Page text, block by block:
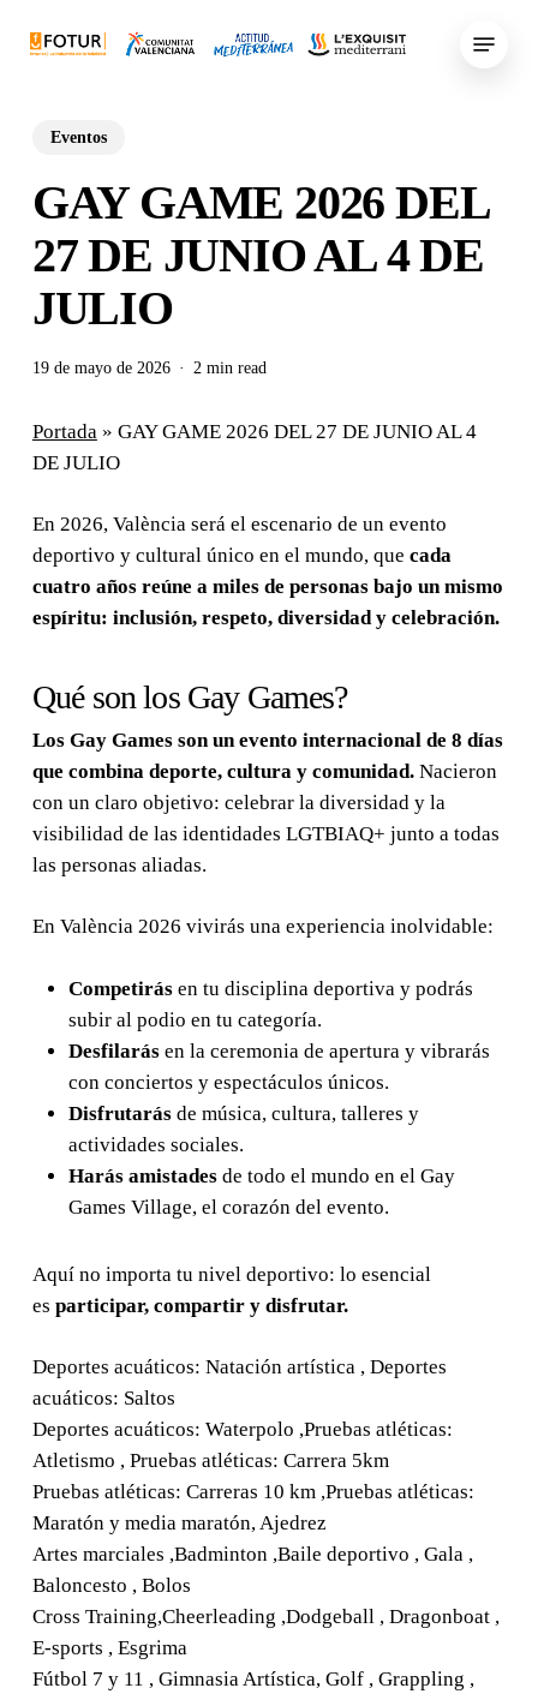
Eventos
GAY GAME 2026 DEL
27 DE JUNIO AL 4 DE
JULIO
19 de mayo de 2026 2 min read
Portada » GAY GAME 2026 DEL 27 DE JUNIO AL 4
DE JULIO
En 2026, València será el escenario de un evento
deportivo y cultural único en el mundo, que cada
cuatro años reúne a miles de personas bajo un mismo
espíritu: inclusión, respeto, diversidad y celebración.
Qué son los Gay Games?
Los Gay Games son un evento internacional de 8 días
que combina deporte, cultura y comunidad.Nacieron
con un claro objetivo: celebrar la diversidad y la
visibilidad de las identidades LGTBIAQ+ junto a todas
las personas aliadas.
En València 2026 vivirás una experiencia inolvidable:
Competirásen tu disciplina deportiva y podrás
subir al podio en tu categoría.
Desfilarásen la ceremonia de apertura y vibrarás
con conciertos y espectáculos únicos.
Disfrutarásde música, cultura, talleres y
actividades sociales.
Harás amistadesde todo el mundo en el Gay
Games Village, el corazón del evento.
Aquí no importa tu nivel deportivo: lo esencial
es participar, compartir y disfrutar.
Deportes acuáticos: Natación artística , Deportes
acuáticos: Saltos
Deportes acuáticos: Waterpolo ,Pruebas atléticas:
Atletismo , Pruebas atléticas: Carrera 5km
Pruebas atléticas: Carreras 10 km ,Pruebas atléticas:
Maratón y media maratón, Ajedrez
Artes marciales ,Badminton ,Baile deportivo , Gala ,
Baloncesto , Bolos
Cross Training,Cheerleading ,Dodgeball , Dragonboat ,
E-sports , Esgrima
Fútbol 7 y 11 , Gimnasia Artística, Golf , Grappling ,